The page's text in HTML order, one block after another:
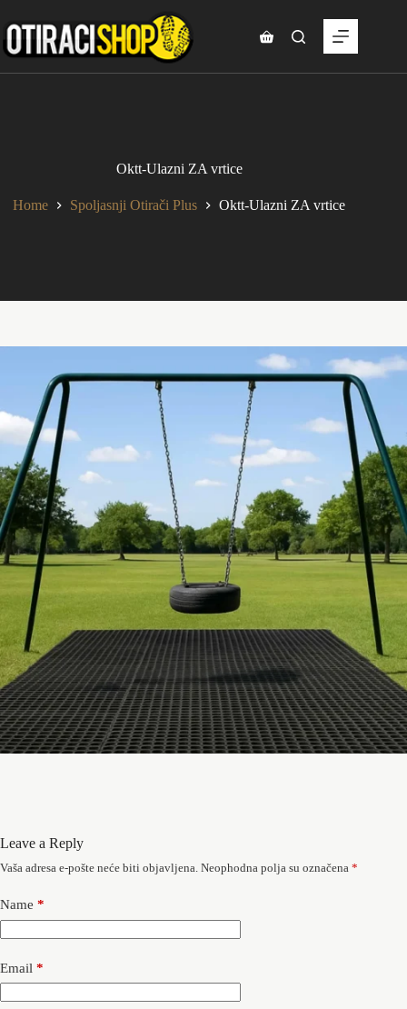
to
content
Shopping
Oktt-Ulazni ZA vrtice
Home Spoljasnji Otirači Plus Oktt-Ulazni ZA vrtice
Leave a Reply
Vaša adresa e-pošte neće biti objavljena. Neophodna polja su označena *
Name *
Email *